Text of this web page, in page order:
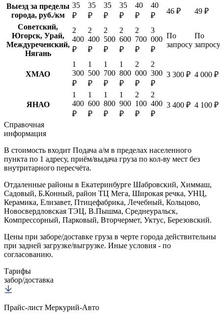
Выезд за пределы
города, руб./км
35
₽
35
₽
35
₽
35
₽
40
₽
40
₽
46 ₽
49 ₽
Советский,
Югорск, Урай,
Междуреченский,
Нягань
2
400
₽
2
400
₽
2
500
₽
2
600
₽
2
700
₽
3
000
₽
По
запросу
По
запросу
ХМАО
1
300
₽
1
500
₽
1
700
₽
1
800
₽
2
000
₽
2
300
₽
3 300 ₽ 4 000 ₽
ЯНАО
1
400
₽
1
600
₽
1
800
₽
1
900
₽
2
100
₽
2
400
₽
3 400 ₽ 4 100 ₽
Справочная
информация
В стоимость входит Подача а/м в пределах населенного
пункта по 1 адресу, приём/выдача груза по кол-ву мест без
внутритарного пересчёта.
Отдаленные районы в Екатеринбурге Шабровский, Химмаш,
Садовый, Б.Конный, район ТЦ Мега, Широкая речка, УНЦ,
Керамика, Елизавет, Птицефабрика, Лечебный, Кольцово,
Новосвердловская ТЭЦ, В.Пышма, Среднеуральск,
Компрессорный, Парковый, Вторчермет, Уктус, Березовский.
Цены при заборе/доставке груза в черте города действительны
при задней загрузке/выгрузке. Иные условия - по
согласованию.
Тарифы
забор/доставка
Прайс-лист Меркурий-Авто